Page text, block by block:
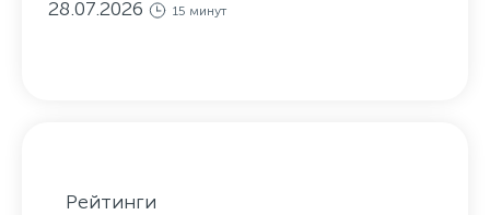
28.07.2026 15 минут
Рейтинги